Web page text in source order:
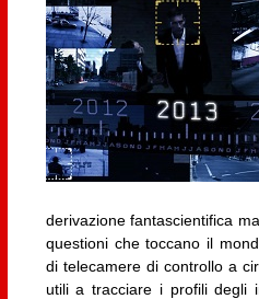
derivazione fantascientifica
questioni che toccano il
di telecamere di controllo a
utili a tracciare i profili degli